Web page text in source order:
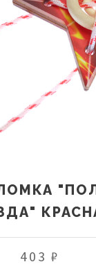
403 ₽